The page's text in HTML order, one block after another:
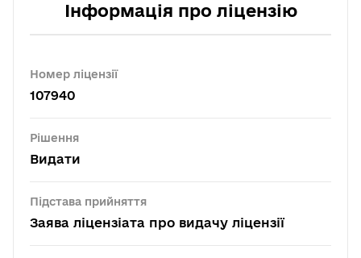
Інформація про ліцензію
Номер ліцензії
107940
Рішення
Видати
Підстава прийняття
Заява ліцензіата про видачу ліцензії